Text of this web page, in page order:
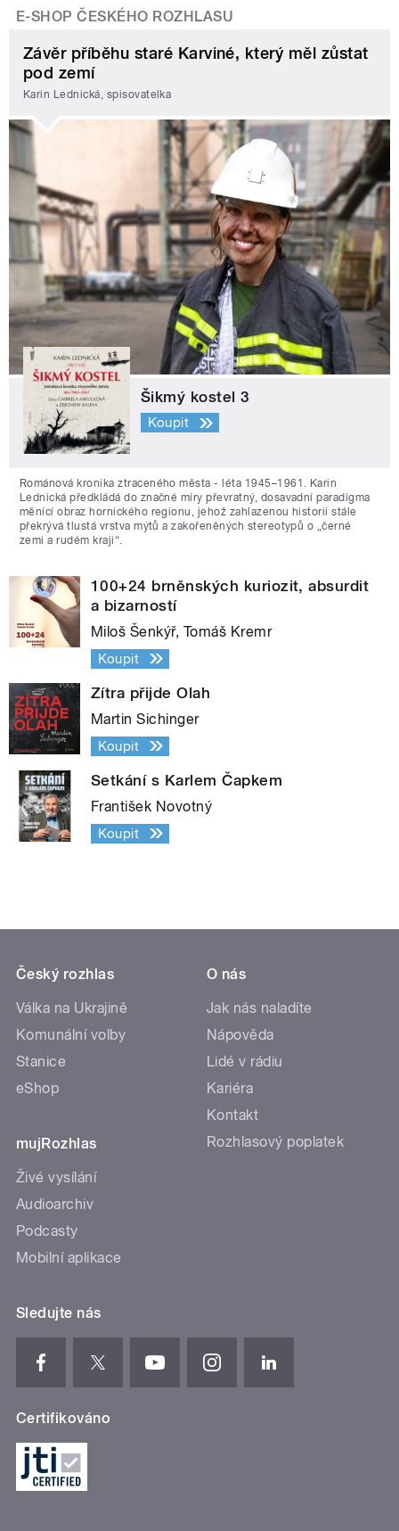
E-SHOP ČESKÉHO ROZHLASU
Závěr příběhu staré Karviné, který měl zůstat
pod zemí
Karin Lednická, spisovatelka
Šikmý kostel 3
Koupit
Románová kronika ztraceného města - léta 1945–1961. Karin
Lednická předkládá do značné míry převratný, dosavadní paradigma
měnící obraz hornického regionu, jehož zahlazenou historii stále
překrývá tlustá vrstva mýtů a zakořeněných stereotypů o „černé
zemi a rudém kraji“.
100+24 brněnských kuriozit, absurdit
a bizarností
Miloš Šenkýř, Tomáš Kremr
Koupit
Zítra přijde Olah
Martin Sichinger
Koupit
Setkání s Karlem Čapkem
František Novotný
Koupit
Český rozhlas
Válka na Ukrajině
Komunální volby
Stanice
eShop
mujRozhlas
Živé vysílání
Audioarchiv
Podcasty
Mobilní aplikace
O nás
Jak nás naladíte
Nápověda
Lidé v rádiu
Kariéra
Kontakt
Rozhlasový poplatek
Sledujte nás
Certifikováno